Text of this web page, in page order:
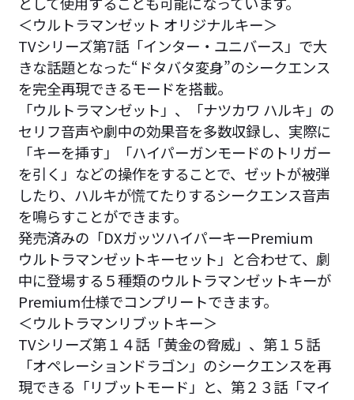
＜ウルトラマンゼット オリジナルキー＞
TVシリーズ第7話「インター・ユニバース」で大
きな話題となった“ドタバタ変身”のシークエンス
を完全再現できるモードを搭載。
「ウルトラマンゼット」、「ナツカワ ハルキ」の
セリフ音声や劇中の効果音を多数収録し、実際に
「キーを挿す」「ハイパーガンモードのトリガー
を引く」などの操作をすることで、ゼットが被弾
したり、ハルキが慌てたりするシークエンス音声
を鳴らすことができます。
発売済みの「DXガッツハイパーキーPremium
ウルトラマンゼットキーセット」と合わせて、劇
中に登場する５種類のウルトラマンゼットキーが
Premium仕様でコンプリートできます。
＜ウルトラマンリブットキー＞
TVシリーズ第１４話「黄金の脅威」、第１５話
「オペレーションドラゴン」のシークエンスを再
現できる「リブットモード」と、第２３話「マイ